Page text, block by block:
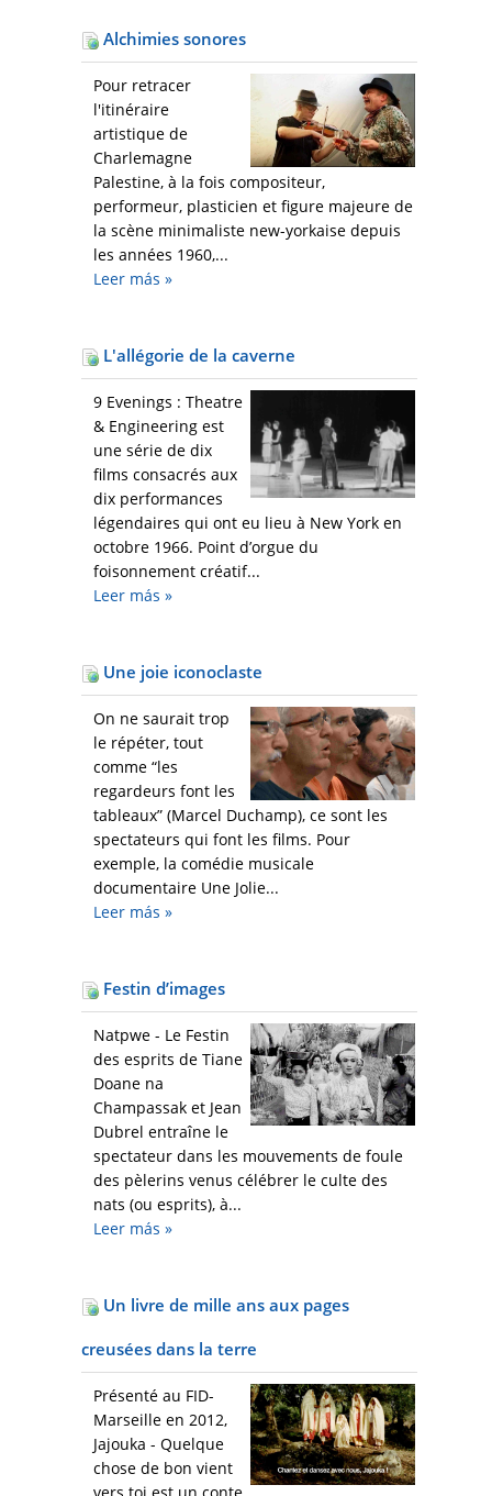
Alchimies sonores
Pour retracer
l'itinéraire
artistique de
Charlemagne
Palestine, à la fois compositeur,
performeur, plasticien et figure majeure de
la scène minimaliste new-yorkaise depuis
les années 1960,...
Leer más »
L'allégorie de la caverne
9 Evenings : Theatre
& Engineering est
une série de dix
films consacrés aux
dix performances
légendaires qui ont eu lieu à New York en
octobre 1966. Point d’orgue du
foisonnement créatif...
Leer más »
Une joie iconoclaste
On ne saurait trop
le répéter, tout
comme “les
regardeurs font les
tableaux” (Marcel Duchamp), ce sont les
spectateurs qui font les films. Pour
exemple, la comédie musicale
documentaire Une Jolie...
Leer más »
Festin d’images
Natpwe - Le Festin
des esprits de Tiane
Doane na
Champassak et Jean
Dubrel entraîne le
spectateur dans les mouvements de foule
des pèlerins venus célébrer le culte des
nats (ou esprits), à...
Leer más »
Un livre de mille ans aux pages
creusées dans la terre
Présenté au FID-
Marseille en 2012,
Jajouka - Quelque
chose de bon vient